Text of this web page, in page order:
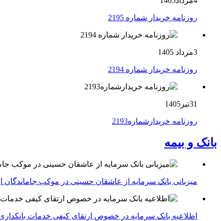
روزنامه خریدار شماره 2195
3مرداد 1405
روزنامه خریدار شماره 2194
31تیر1405
روزنامه خریدارشماره2193
بانک و بیمه
میزبانی بانک سرمایه از عاشقان حسینی در موکب جاماندگان
اطلاعیه بانک سرمایه در خصوص ارتقای کیفی خدمات